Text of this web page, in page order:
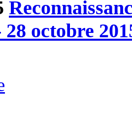
octobre